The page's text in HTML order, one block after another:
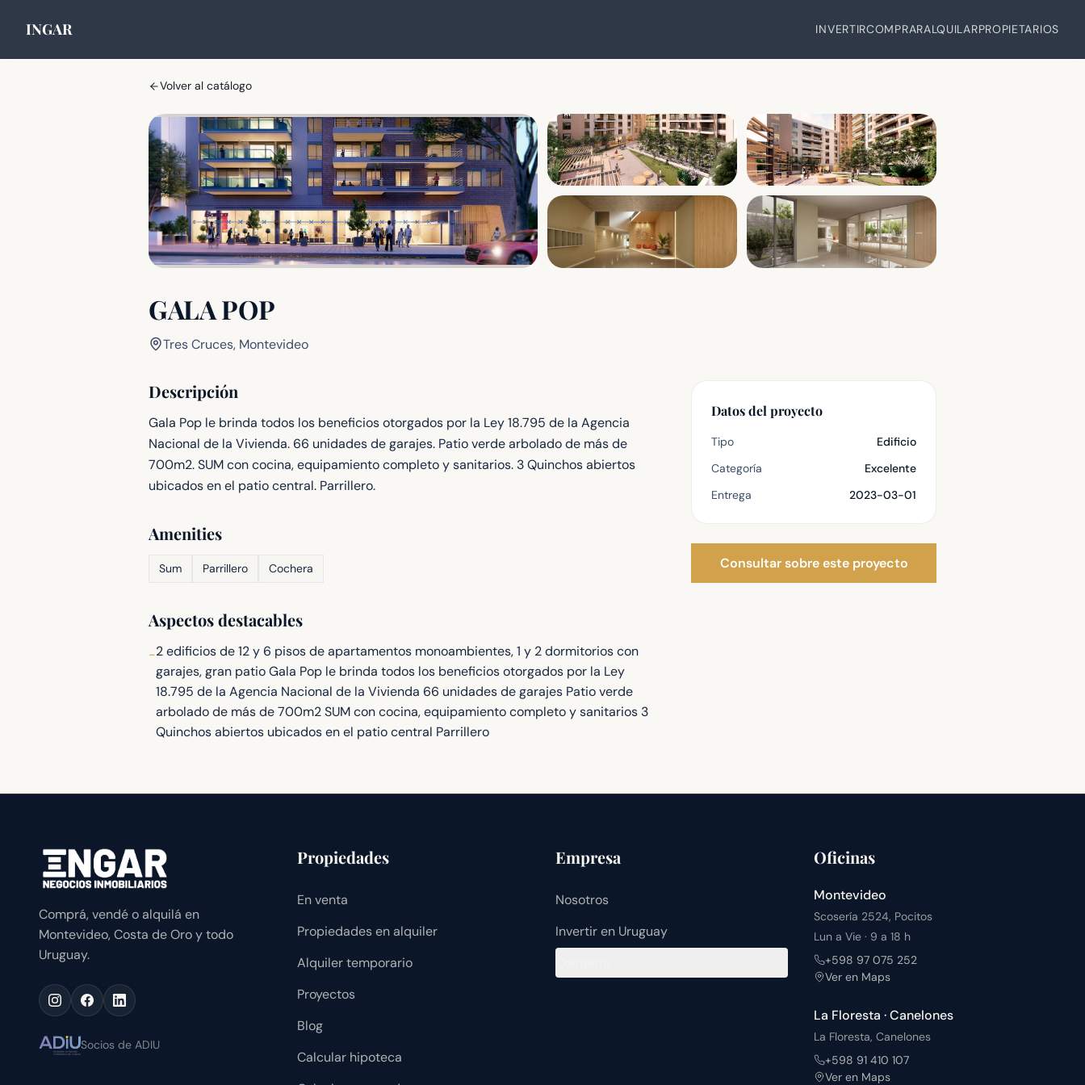
INGAR INVERTIRCOMPRARALQUILARPROPIETARIOS
Volver al catálogo
GALA POP
Tres Cruces, Montevideo
Descripción
Gala Pop le brinda todos los beneficios otorgados por la Ley 18.795 de la Agencia
Nacional de la Vivienda. 66 unidades de garajes. Patio verde arbolado de más de
700m2. SUM con cocina, equipamiento completo y sanitarios. 3 Quinchos abiertos
ubicados en el patio central. Parrillero.
Amenities
Sum Parrillero Cochera
Aspectos destacables
-2 edificios de 12 y 6 pisos de apartamentos monoambientes, 1 y 2 dormitorios con
garajes, gran patio Gala Pop le brinda todos los beneficios otorgados por la Ley
18.795 de la Agencia Nacional de la Vivienda 66 unidades de garajes Patio verde
arbolado de más de 700m2 SUM con cocina, equipamiento completo y sanitarios 3
Quinchos abiertos ubicados en el patio central Parrillero
Datos del proyecto
Tipo
Edificio
Categoría
Excelente
Entrega
2023-03-01
Consultar sobre este proyecto
Comprá, vendé o alquilá en
Montevideo, Costa de Oro y todo
Uruguay.
Socios de ADIU
Propiedades
En venta
Propiedades en alquiler
Alquiler temporario
Proyectos
Blog
Calcular hipoteca
Empresa
Nosotros
Invertir en Uruguay
Oficinas
Montevideo
Scosería 2524, Pocitos
Lun a Vie · 9 a 18 h
+598 97 075 252
Ver en Maps
La Floresta · Canelones
La Floresta, Canelones
+598 91 410 107
Ver en Maps